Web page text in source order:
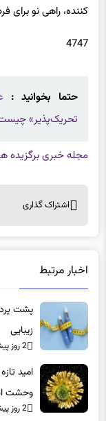
تحریک‌پذیر»
پشت
زیبایی
2 روز پیش
امید
وحشت